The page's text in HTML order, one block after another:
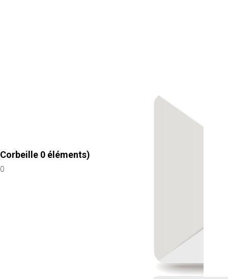
Corbeille 0 éléments)
0